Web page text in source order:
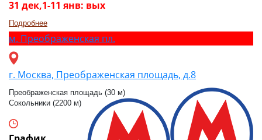
31 дек,1-11 янв: вых
Подробнее
м. Преображенская пл.
г. Москва, Преображенская площадь, д.8
Преображенская площадь (30 м)
Сокольники (2200 м)